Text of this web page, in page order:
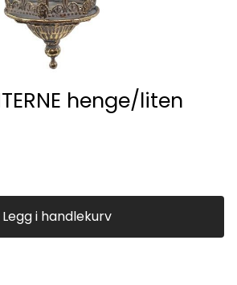
henge/liten
Legg i handlekurv